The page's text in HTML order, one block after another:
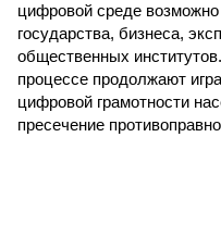
цифровой среде
государства, бизнеса,
общественных
процессе продолжают
цифровой грамотности
пресечение